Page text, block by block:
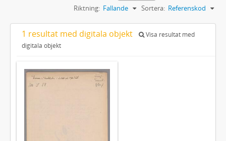
Sortera: Referenskod
Riktning: Fallande
1 resultat med digitala objekt
Visa resultat med
digitala objekt